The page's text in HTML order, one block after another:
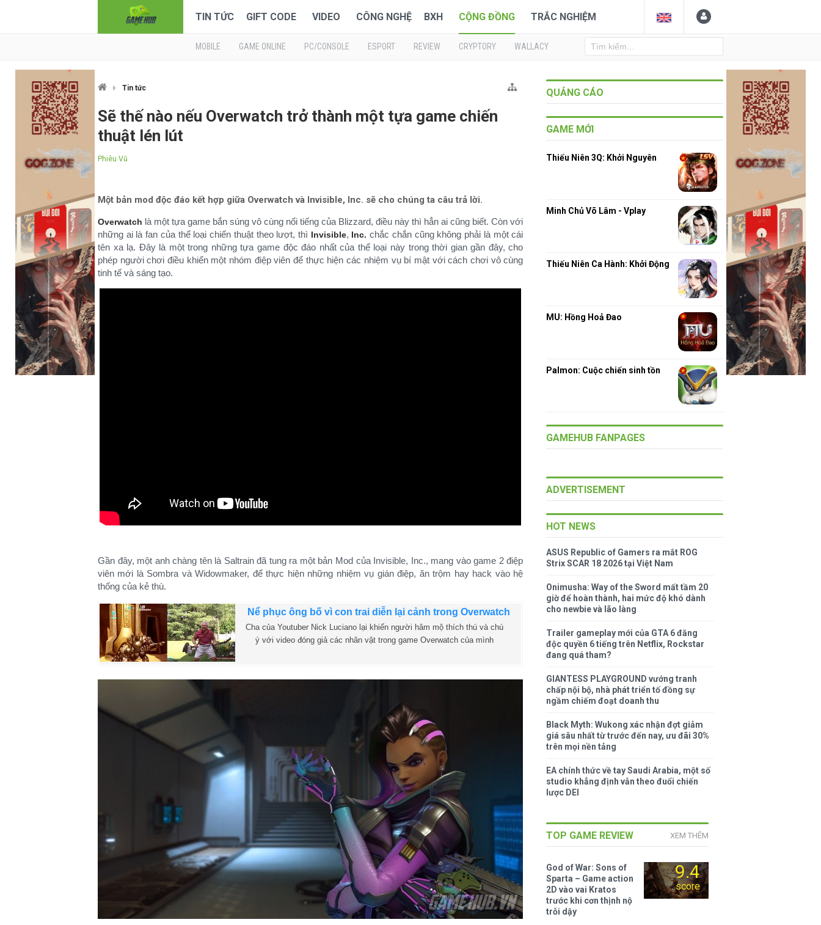
TIN TỨC GIFT CODE VIDEO CÔNG NGHỆ BXH CỘNG ĐỒNG TRẮC NGHIỆM
MOBILE GAME ONLINE PC/CONSOLE ESPORT REVIEW CRYPTORY WALLACY
Tin tức
Sẽ thế nào nếu Overwatch trở thành một tựa game chiến
thuật lén lút
Phiêu Vũ
Một bản mod độc đáo kết hợp giữa Overwatch và Invisible, Inc. sẽ cho chúng ta câu trả lời.
Overwatch là một tựa game bắn súng vô cùng nổi tiếng của Blizzard, điều này thì hẳn ai cũng biết. Còn với
những ai là fan của thể loại chiến thuật theo lượt, thì Invisible, Inc. chắc chắn cũng không phải là một cái
tên xa lạ. Đây là một trong những tựa game độc đáo nhất của thể loại này trong thời gian gần đây, cho
phép người chơi điều khiển một nhóm điệp viên để thực hiện các nhiệm vụ bí mật với cách chơi vô cùng
tinh tế và sáng tạo.​
Gần đây, một anh chàng tên là Saltrain đã tung ra một bản Mod của Invisible, Inc., mang vào game 2 điệp
viên mới là Sombra và Widowmaker, để thực hiện những nhiệm vụ gián điệp, ăn trộm hay hack vào hệ
thống của kẻ thù.​
Nể phục ông bố vì con trai diễn lại cảnh trong Overwatch
Cha của Youtuber Nick Luciano lại khiến người hâm mộ thích thú và chú
ý với video đóng giả các nhân vật trong game Overwatch của mình
QUẢNG CÁO
GAME MỚI
Thiếu Niên 3Q: Khởi Nguyên
Minh Chủ Võ Lâm - Vplay
Thiếu Niên Ca Hành: Khởi Động
MU: Hồng Hoả Đao
Palmon: Cuộc chiến sinh tồn
GAMEHUB FANPAGES
ADVERTISEMENT
HOT NEWS
ASUS Republic of Gamers ra mắt ROG
Strix SCAR 18 2026 tại Việt Nam
Onimusha: Way of the Sword mất tầm 20
giờ để hoàn thành, hai mức độ khó dành
cho newbie và lão làng
Trailer gameplay mới của GTA 6 đăng
độc quyền 6 tiếng trên Netflix, Rockstar
đang quá tham?
GIANTESS PLAYGROUND vướng tranh
chấp nội bộ, nhà phát triển tố đồng sự
ngầm chiếm đoạt doanh thu
Black Myth: Wukong xác nhận đợt giảm
giá sâu nhất từ trước đến nay, ưu đãi 30%
trên mọi nền tảng
EA chính thức về tay Saudi Arabia, một số
studio khẳng định vẫn theo đuổi chiến
lược DEI
TOP GAME REVIEW XEM THÊM
9.4
score
God of War: Sons of
Sparta – Game action
2D vào vai Kratos
trước khi cơn thịnh nộ
trỗi dậy